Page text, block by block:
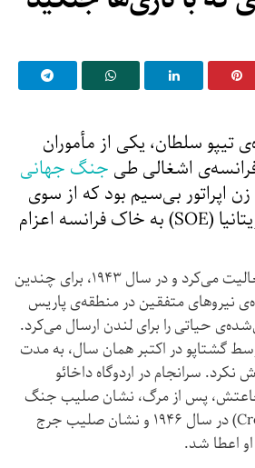
تیپو سلطان، یکی از مأموران
اشغالی طی جنگ جهانی
اپراتور بی‌سیم بود که از سوی
اداره عملیات ویژه بریتانیا (SOE) به خاک فرانسه اعزام
نور با نام رمز «مادلن» فعالیت می‌کرد و در سال ۱۹۴۳، برای چندین
نیروهای متفقین در منطقه‌ی پاریس
حیاتی را برای لندن ارسال می‌کرد.
گشتاپو در اکتبر همان سال، به مدت
نکرد. سرانجام در اردوگاه داخائو
پس از مرگ، نشان صلیب جنگ
فرانسه (Croix de Guerre) در سال ۱۹۴۶ و نشان صلیب جرج